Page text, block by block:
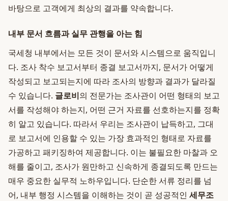
바탕으로 고객에게 최상의 결과를 약속합니다.
내부 문서 흐름과 실무 관행을 아는 힘
국세청 내부에서는 모든 것이 문서와 시스템으로 움직입니
다. 조사 착수 보고서부터 종결 보고서까지, 문서가 어떻게
작성되고 보고되는지에 따라 조사의 방향과 결과가 달라질
수 있습니다. 글로비의 전문가는 조사관이 어떤 형태의 보고
서를 작성해야 하는지, 어떤 근거 자료를 선호하는지를 정확
히 알고 있습니다. 따라서 우리는 조사관이 납득하고, 그대
로 보고서에 인용할 수 있는 가장 효과적인 형태로 자료를
가공하고 패키징하여 제공합니다. 이는 불필요한 마찰과 오
해를 줄이고, 조사가 원만하고 신속하게 종결되도록 만드는
매우 중요한 실무적 노하우입니다. 단순한 서류 정리를 넘
어, 내부 행정 시스템을 이해하는 것이 곧 성공적인 세무조